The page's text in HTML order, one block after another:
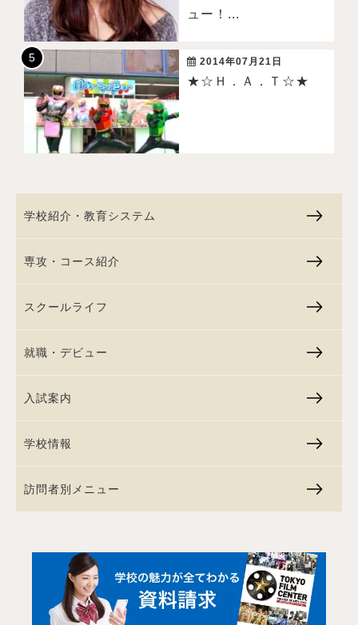
ュー！...
2014年07月21日
★☆Ｈ．Ａ．Ｔ☆★
学校紹介・教育システム
専攻・コース紹介
スクールライフ
就職・デビュー
入試案内
学校情報
訪問者別メニュー